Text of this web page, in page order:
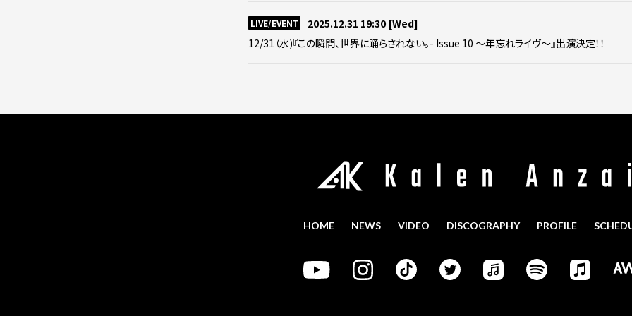
LIVE/EVENT 2025.12.31 19:30 [Wed]
12/31（水)『この瞬間、世界に踊らされない。- Issue 10 ～年忘れライヴ～』出演決定！！
HOME NEWS VIDEO DISCOGRAPHY PROFILE